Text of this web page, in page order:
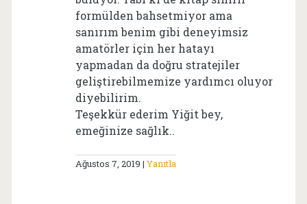
formülden bahsetmiyor ama
sanırım benim gibi deneyimsiz
amatörler için her hatayı
yapmadan da doğru stratejiler
geliştirebilmemize yardımcı oluyor
diyebilirim.
Teşekkür ederim Yiğit bey,
emeğinize sağlık..
Ağustos 7, 2019 Yanıtla